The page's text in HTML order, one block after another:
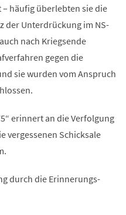
häufig überlebten sie die
der Unterdrückung im NS-
nach Kriegsende
gegen die
sie wurden vom Anspruch
erinnert an die Verfolgung
vergessenen Schicksale
durch die Erinnerungs-